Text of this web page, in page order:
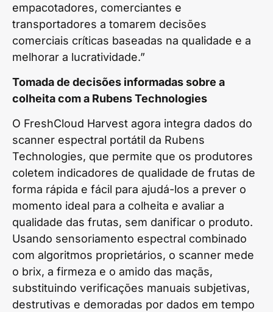
empacotadores, comerciantes e
transportadores a tomarem decisões
comerciais críticas baseadas na qualidade e a
melhorar a lucratividade.”
Tomada de decisões informadas sobre a
colheita com a Rubens Technologies
O FreshCloud Harvest agora integra dados do
scanner espectral portátil da Rubens
Technologies, que permite que os produtores
coletem indicadores de qualidade de frutas de
forma rápida e fácil para ajudá-los a prever o
momento ideal para a colheita e avaliar a
qualidade das frutas, sem danificar o produto.
Usando sensoriamento espectral combinado
com algoritmos proprietários, o scanner mede
o brix, a firmeza e o amido das maçãs,
substituindo verificações manuais subjetivas,
destrutivas e demoradas por dados em tempo